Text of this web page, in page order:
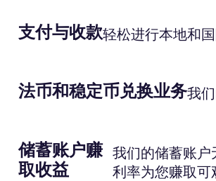
支付与收款轻松进行本地和
法币和稳定币兑换业务我
储蓄账户赚
取收益
我们的储蓄账
利率为您赚取可